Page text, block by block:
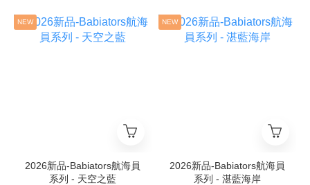
NEW
2026新品-Babiators航海員
系列 - 天空之藍
NEW
2026新品-Babiators航海員
系列 - 湛藍海岸